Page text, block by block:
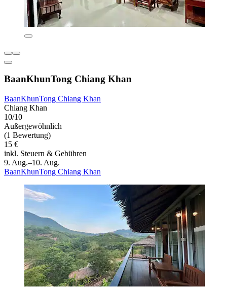
BaanKhunTong Chiang Khan
BaanKhunTong Chiang Khan
Chiang Khan
10/10
Außergewöhnlich
(1 Bewertung)
15 €
inkl. Steuern & Gebühren
9. Aug.–10. Aug.
BaanKhunTong Chiang Khan